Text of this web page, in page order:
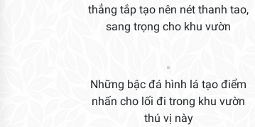
thẳng tắp tạo nên nét thanh tao,
sang trọng cho khu vườn
Những bậc đá hình lá tạo điểm
nhấn cho lối đi trong khu vườn
thú vị này